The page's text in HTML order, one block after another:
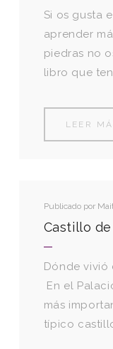
Si os gusta
aprender
piedras no
libro que
LEER
Publicado por
Castillo
Dónde vivió
En el
más
típico